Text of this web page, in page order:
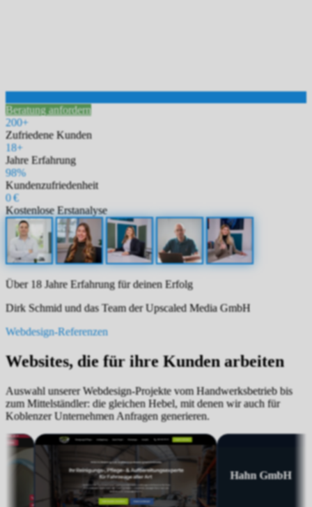
Beratung anfordern
200+
Zufriedene Kunden
18+
Jahre Erfahrung
98%
Kundenzufriedenheit
0 €
Kostenlose Erstanalyse
Über 18 Jahre Erfahrung für deinen Erfolg
Dirk Schmid und das Team der Upscaled Media GmbH
Webdesign-Referenzen
Websites, die für ihre Kunden arbeiten
Auswahl unserer Webdesign-Projekte vom Handwerksbetrieb bis
zum Mittelständler: die gleichen Hebel, mit denen wir auch für
Koblenzer Unternehmen Anfragen generieren.